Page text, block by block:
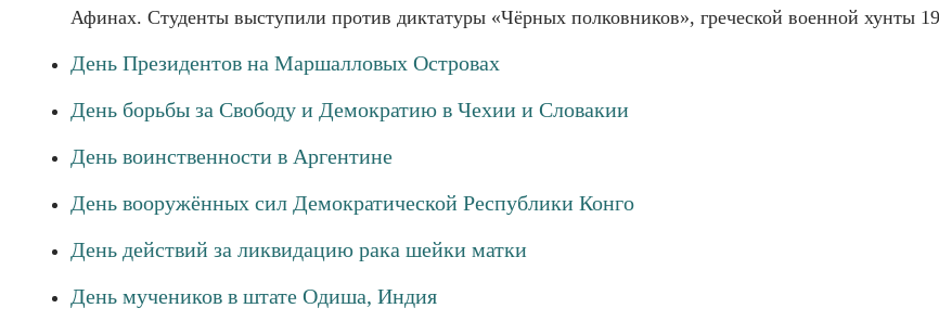
Афинах. Студенты выступили против диктатуры «Чёрных полковников», греческой военной хунты
День Президентов на Маршалловых Островах
День борьбы за Свободу и Демократию в Чехии и Словакии
День воинственности в Аргентине
День вооружённых сил Демократической Республики Конго
День действий за ликвидацию рака шейки матки
День мучеников в штате Одиша, Индия